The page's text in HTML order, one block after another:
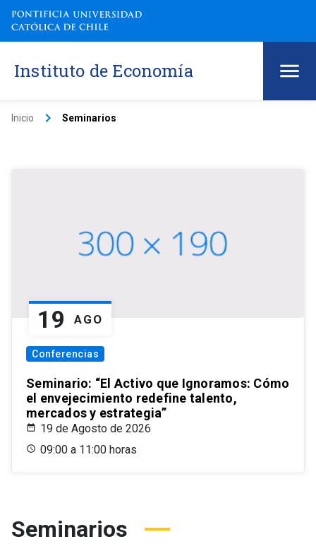
Instituto de Economía
Inicio keyboard_arrow_right Seminarios
19 AGO
Conferencias
Seminario: “El Activo que Ignoramos: Cómo
el envejecimiento redefine talento,
mercados y estrategia”
19 de Agosto de 2026
09:00 a 11:00 horas
Seminarios